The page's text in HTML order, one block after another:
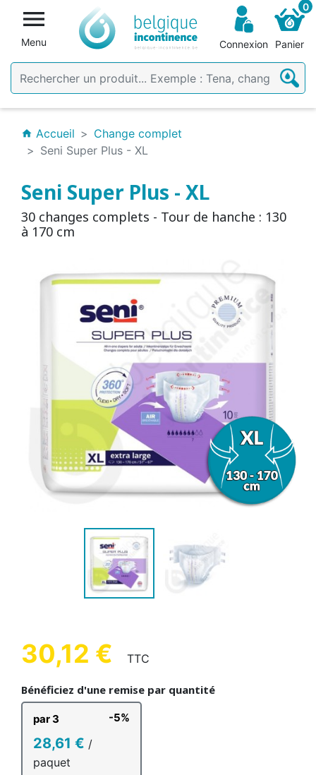

Menu Connexion
0
Panier
home Accueil
Change complet
Seni Super Plus - XL
Seni Super Plus - XL
30 changes complets - Tour de hanche : 130
à 170 cm
30,12 € TTC
Bénéficiez d'une remise par quantité
par 3 -5%
28,61 € /
paquet